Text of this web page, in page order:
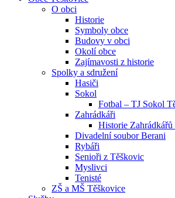
O obci
Historie
Symboly obce
Budovy v obci
Okolí obce
Zajímavosti z historie
Spolky a sdružení
Hasiči
Sokol
Fotbal – TJ Sokol
Zahrádkáři
Historie
Divadelní soubor Berani
Rybáři
Senioři z Těškovic
Myslivci
Tenisté
ZŠ a MŠ Těškovice